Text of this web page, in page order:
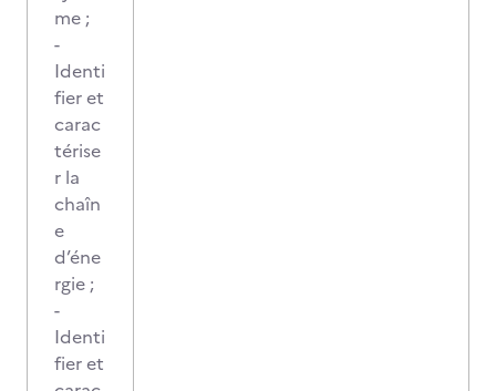
me ;
-
Identi
fier et
carac
térise
r la
chaîn
e
d’éne
rgie ;
-
Identi
fier et